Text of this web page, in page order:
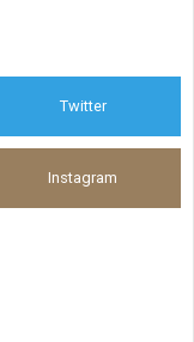
Twitter
Instagram